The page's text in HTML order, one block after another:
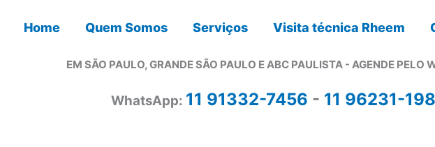
Home Quem Somos Serviços Visita técnica Rheem
EM SÃO PAULO, GRANDE SÃO PAULO E ABC PAULISTA - AGENDE PELO
WhatsApp: 11 91332-7456 - 11 96231-